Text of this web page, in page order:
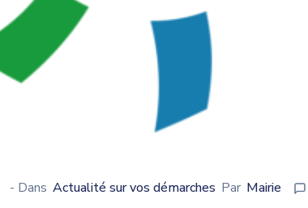
- Dans Actualité sur vos démarches Par Mairie